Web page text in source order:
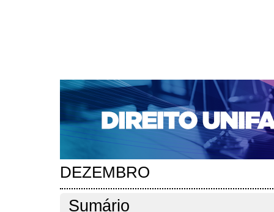
CAPA SOBRE ACESSO CADASTRO
NOTÍCIAS
EDIÇÕES DE Nº 1 A 100 WEBMAIL
Capa>Edições anteriores>n. 246 (2020)
n. 246 (2020)
DEZEMBRO
Sumário